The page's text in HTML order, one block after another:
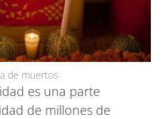
de muertos
es una parte
de millones de